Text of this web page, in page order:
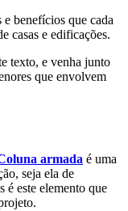
e benefícios que cada
casas e edificações.
texto, e venha junto
que envolvem
armada é uma
seja ela de
é este elemento que